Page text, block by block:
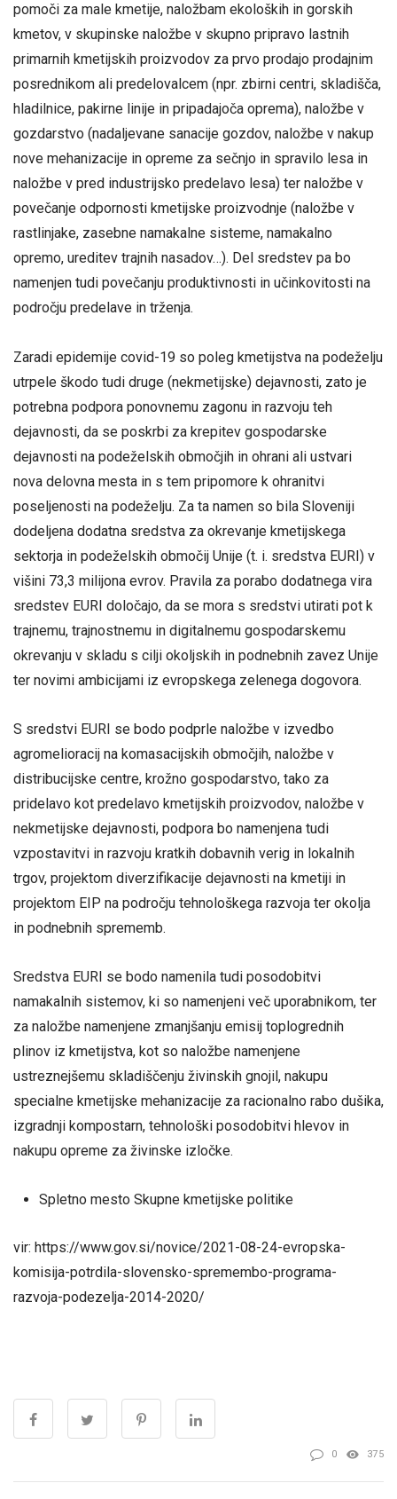
pomoči za male kmetije, naložbam ekoloških in gorskih
kmetov, v skupinske naložbe v skupno pripravo lastnih
primarnih kmetijskih proizvodov za prvo prodajo prodajnim
posrednikom ali predelovalcem (npr. zbirni centri, skladišča,
hladilnice, pakirne linije in pripadajoča oprema), naložbe v
gozdarstvo (nadaljevane sanacije gozdov, naložbe v nakup
nove mehanizacije in opreme za sečnjo in spravilo lesa in
naložbe v pred industrijsko predelavo lesa) ter naložbe v
povečanje odpornosti kmetijske proizvodnje (naložbe v
rastlinjake, zasebne namakalne sisteme, namakalno
opremo, ureditev trajnih nasadov…). Del sredstev pa bo
namenjen tudi povečanju produktivnosti in učinkovitosti na
področju predelave in trženja.
Zaradi epidemije covid-19 so poleg kmetijstva na podeželju
utrpele škodo tudi druge (nekmetijske) dejavnosti, zato je
potrebna podpora ponovnemu zagonu in razvoju teh
dejavnosti, da se poskrbi za krepitev gospodarske
dejavnosti na podeželskih območjih in ohrani ali ustvari
nova delovna mesta in s tem pripomore k ohranitvi
poseljenosti na podeželju. Za ta namen so bila Sloveniji
dodeljena dodatna sredstva za okrevanje kmetijskega
sektorja in podeželskih območij Unije (t. i. sredstva EURI) v
višini 73,3 milijona evrov. Pravila za porabo dodatnega vira
sredstev EURI določajo, da se mora s sredstvi utirati pot k
trajnemu, trajnostnemu in digitalnemu gospodarskemu
okrevanju v skladu s cilji okoljskih in podnebnih zavez Unije
ter novimi ambicijami iz evropskega zelenega dogovora.
S sredstvi EURI se bodo podprle naložbe v izvedbo
agromelioracij na komasacijskih območjih, naložbe v
distribucijske centre, krožno gospodarstvo, tako za
pridelavo kot predelavo kmetijskih proizvodov, naložbe v
nekmetijske dejavnosti, podpora bo namenjena tudi
vzpostavitvi in razvoju kratkih dobavnih verig in lokalnih
trgov, projektom diverzifikacije dejavnosti na kmetiji in
projektom EIP na področju tehnološkega razvoja ter okolja
in podnebnih sprememb.
Sredstva EURI se bodo namenila tudi posodobitvi
namakalnih sistemov, ki so namenjeni več uporabnikom, ter
za naložbe namenjene zmanjšanju emisij toplogrednih
plinov iz kmetijstva, kot so naložbe namenjene
ustreznejšemu skladiščenju živinskih gnojil, nakupu
specialne kmetijske mehanizacije za racionalno rabo dušika,
izgradnji kompostarn, tehnološki posodobitvi hlevov in
nakupu opreme za živinske izločke.
Spletno mesto Skupne kmetijske politike
vir: https://www.gov.si/novice/2021-08-24-evropska-
komisija-potrdila-slovensko-spremembo-programa-
razvoja-podezelja-2014-2020/
0 375